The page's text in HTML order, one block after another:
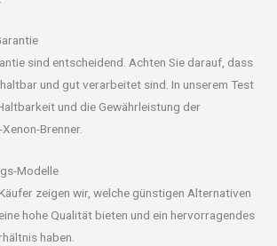
sind entscheidend. Achten Sie darauf, dass
und gut verarbeitet sind. In unserem Test
und die Gewährleistung der
Brenner.
Modelle
zeigen wir, welche günstigen Alternativen
hohe Qualität bieten und ein hervorragendes
haben.